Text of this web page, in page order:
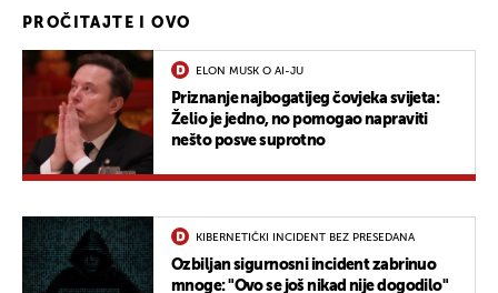
PROČITAJTE I OVO
ELON MUSK O AI-JU
Priznanje najbogatijeg čovjeka svijeta:
Želio je jedno, no pomogao napraviti
nešto posve suprotno
KIBERNETIČKI INCIDENT BEZ PRESEDANA
Ozbiljan sigurnosni incident zabrinuo
mnoge: "Ovo se još nikad nije dogodilo"